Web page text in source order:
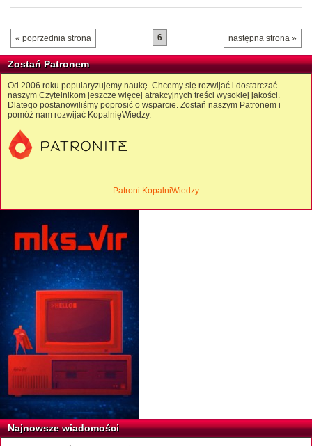
« poprzednia strona następna strona »
6
Zostań Patronem
Od 2006 roku popularyzujemy naukę. Chcemy się rozwijać i dostarczać
naszym Czytelnikom jeszcze więcej atrakcyjnych treści wysokiej jakości.
Dlatego postanowiliśmy poprosić o wsparcie. Zostań naszym Patronem i
pomóż nam rozwijać KopalnięWiedzy.
Patroni KopalniWiedzy
Najnowsze wiadomości